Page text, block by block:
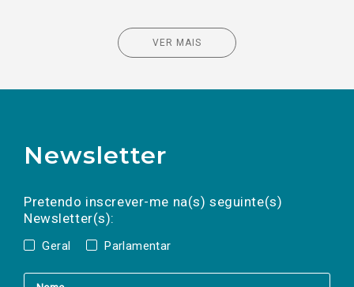
VER MAIS
Newsletter
Pretendo inscrever-me na(s) seguinte(s)
Newsletter(s):
Geral Parlamentar
a(s) newsletter(s).
mail